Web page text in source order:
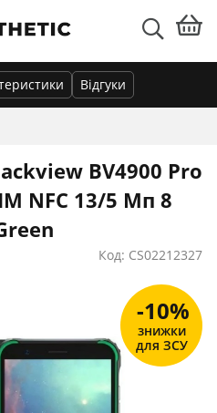
Відгуки
BV4900 Pro
NFC 13/5 Мп 8
Код: CS02212327
-10%
знижки
для ЗСУ